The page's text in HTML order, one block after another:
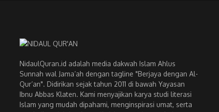
NidaulQuran.id adalah media dakwah Islam Ahlus
Sunnah wal Jama’ah dengan tagline "Berjaya dengan Al-
Qur’an". Didirikan sejak tahun 2011 di bawah Yayasan
Ibnu Abbas Klaten. Kami menyajikan karya studi literasi
Islam yang mudah dipahami, menginspirasi umat, serta